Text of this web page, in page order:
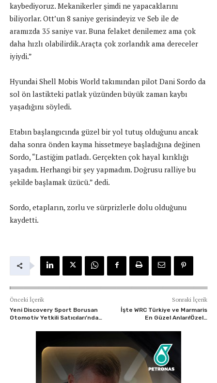
kaybediyoruz. Mekanikerler şimdi ne yapacaklarını
biliyorlar. Ott’un 8 saniye gerisindeyiz ve Seb ile de
aramızda 35 saniye var. Buna felaket denilemez ama çok
daha hızlı olabilirdik.Araçta çok zorlandık ama dereceler
iyiydi.”
Hyundai Shell Mobis World takımından pilot Dani Sordo da
sol ön lastikteki patlak yüzünden büyük zaman kaybı
yaşadığını söyledi.
Etabın başlangıcında güzel bir yol tutuş olduğunu ancak
daha sonra önden kayma hissetmeye başladığına değinen
Sordo, “Lastiğim patladı. Gerçekten çok hayal kırıklığı
yaşadım. Herhangi bir şey yapmadım. Doğrusu ralliye bu
şekilde başlamak üzücü.” dedi.
Sordo, etapların, zorlu ve sürprizlerle dolu olduğunu
kaydetti.
Önceki İçerik
Yeni Discovery Sport Borusan
Otomotiv Yetkili Satıcıları’nda…
Sonraki İçerik
İşte WRC Türkiye ve Marmaris
En Güzel Anları!Özel…